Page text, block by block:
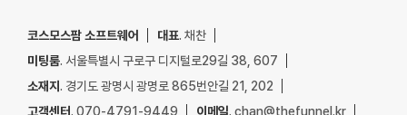
코스모스팜 소프트웨어 대표. 채찬
미팅룸. 서울특별시 구로구 디지털로29길 38, 607
소재지. 경기도 광명시 광명로 865번안길 21, 202
고객센터. 070-4791-9449 이메일. chan@thefunnel.kr